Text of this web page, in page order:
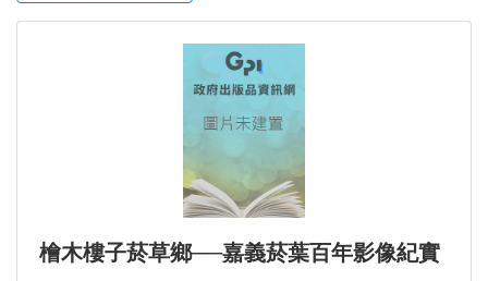
檜木樓子菸草鄉──嘉義菸葉百年影像紀實